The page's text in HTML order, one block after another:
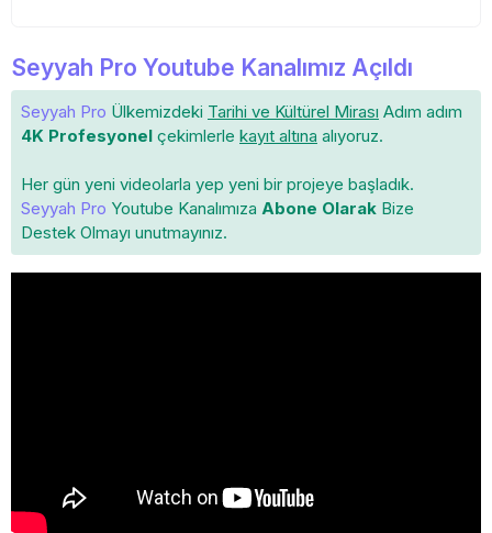
Seyyah Pro Youtube Kanalımız Açıldı
Seyyah Pro Ülkemizdeki Tarihi ve Kültürel Mirası Adım adım
4K Profesyonel çekimlerle kayıt altına alıyoruz.
Her gün yeni videolarla yep yeni bir projeye başladık.
Seyyah Pro Youtube Kanalımıza Abone Olarak Bize
Destek Olmayı unutmayınız.